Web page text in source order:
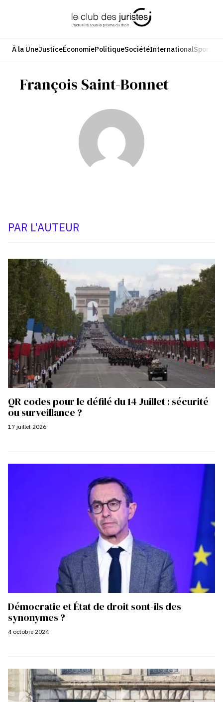
À la UneJusticeÉconomiePolitiqueSociétéInternationalSport
François Saint-Bonnet
PAR L'AUTEUR
QR codes pour le défilé du 14 Juillet : sécurité
ou surveillance ?
17 juillet 2026
Démocratie et État de droit sont-ils des
synonymes ?
4 octobre 2024